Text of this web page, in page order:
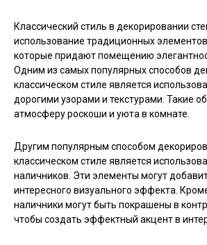
Классический стиль в декорировании
использование традиционных элементов
которые придают помещению
Одним из самых популярных способов
классическом стиле является
дорогими узорами и текстурами. Такие
атмосферу роскоши и уюта в комнате.
Другим популярным способом
классическом стиле является
наличников. Эти элементы могут
интересного визуального эффекта.
наличники могут быть покрашены в
чтобы создать эффектный акцент в